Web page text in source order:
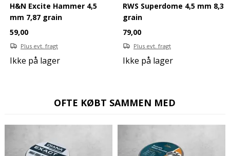
H&N Excite Hammer 4,5
mm 7,87 grain
59,00
Plus evt. fragt
Ikke på lager
RWS Superdome 4,5 mm 8,3
grain
79,00
Plus evt. fragt
Ikke på lager
OFTE KØBT SAMMEN MED